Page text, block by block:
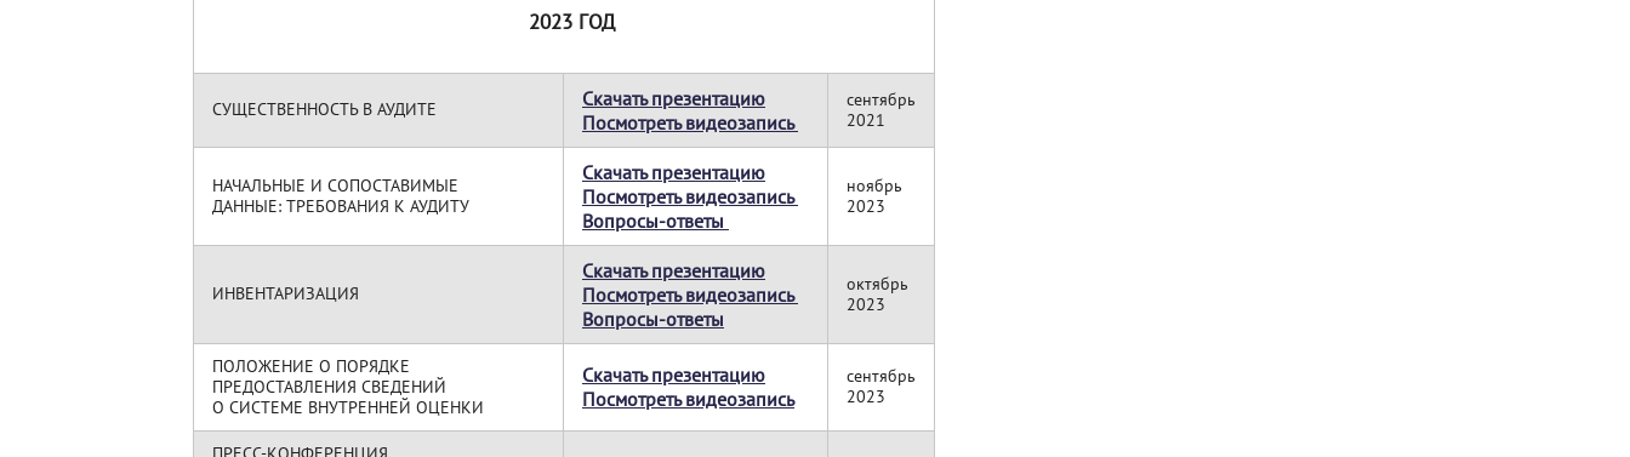
2023 ГОД
СУЩЕСТВЕННОСТЬ В АУДИТЕ
Скачать презентацию
Посмотреть видеозапись
сентябрь
2021
НАЧАЛЬНЫЕ И СОПОСТАВИМЫЕ
ДАННЫЕ: ТРЕБОВАНИЯ К АУДИТУ
Скачать презентацию
Посмотреть видеозапись
Вопросы-ответы
ноябрь
2023
ИНВЕНТАРИЗАЦИЯ
Скачать презентацию
Посмотреть видеозапись
Вопросы-ответы
октябрь
2023
ПОЛОЖЕНИЕ О ПОРЯДКЕ
ПРЕДОСТАВЛЕНИЯ СВЕДЕНИЙ
О СИСТЕМЕ ВНУТРЕННЕЙ ОЦЕНКИ
Скачать презентацию
Посмотреть видеозапись
сентябрь
2023